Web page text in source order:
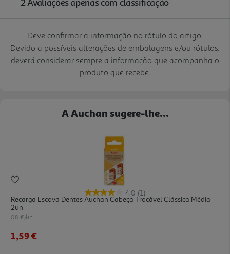
Deve confirmar a informação no rótulo do artigo.
Devido a possíveis alterações de embalagens e/ou rótulos,
deverá considerar sempre a informação que acompanha o
produto que recebe.
A Auchan sugere-lhe...
4.0 (1)
Recarga Escova Dentes Auchan Cabeça Trocável Clássica Média
2un
0.8 €/un
1,59 €